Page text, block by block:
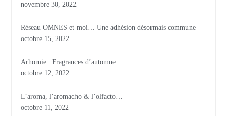
novembre 30, 2022
Réseau OMNES et moi… Une adhésion désormais commune
octobre 15, 2022
Arhomie : Fragrances d’automne
octobre 12, 2022
L’aroma, l’aromacho & l’olfacto…
octobre 11, 2022